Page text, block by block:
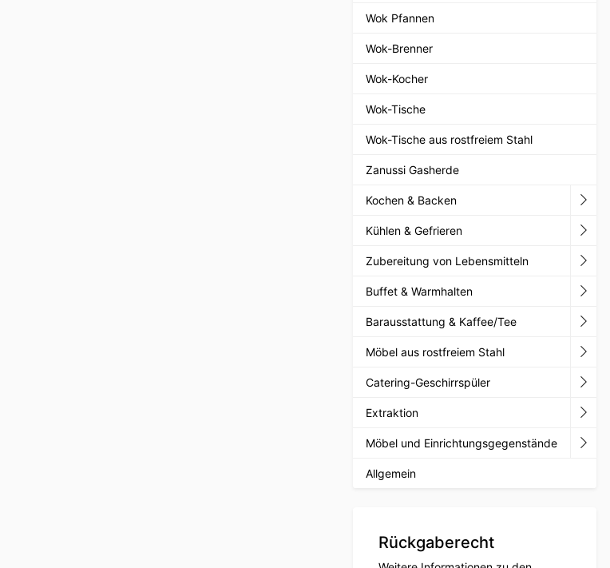
Wok Pfannen
Wok-Brenner
Wok-Kocher
Wok-Tische
Wok-Tische aus rostfreiem Stahl
Zanussi Gasherde
Kochen & Backen
Kühlen & Gefrieren
Zubereitung von Lebensmitteln
Buffet & Warmhalten
Barausstattung & Kaffee/Tee
Möbel aus rostfreiem Stahl
Catering-Geschirrspüler
Extraktion
Möbel und Einrichtungsgegenstände
Allgemein
Rückgaberecht